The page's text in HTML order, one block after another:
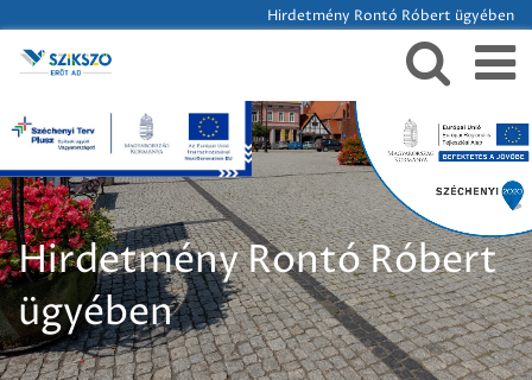
Hirdetmény Rontó Róbert ügyében
Hirdetmény Rontó Róbert
ügyében